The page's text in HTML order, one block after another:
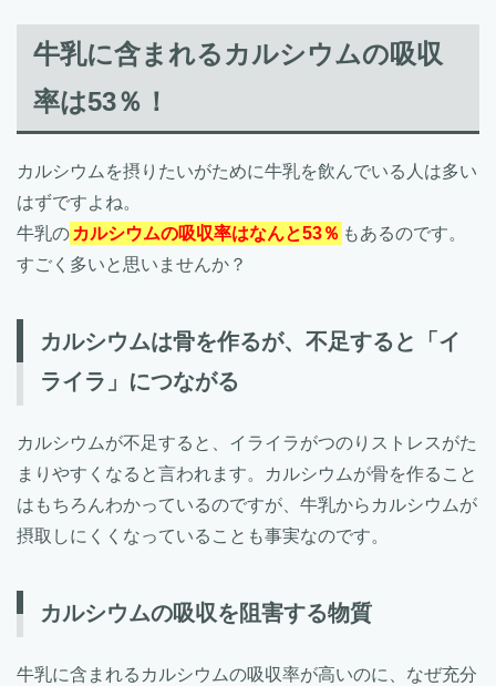
牛乳に含まれるカルシウムの吸収
率は53％！
カルシウムを摂りたいがために牛乳を飲んでいる人は多い
はずですよね。
牛乳のカルシウムの吸収率はなんと53％ もあるのです。
すごく多いと思いませんか？
カルシウムは骨を作るが、不足すると「イ
ライラ」につながる
カルシウムが不足すると、イライラがつのりストレスがた
まりやすくなると言われます。カルシウムが骨を作ること
はもちろんわかっているのですが、牛乳からカルシウムが
摂取しにくくなっていることも事実なのです。
カルシウムの吸収を阻害する物質
牛乳に含まれるカルシウムの吸収率が高いのに、なぜ充分